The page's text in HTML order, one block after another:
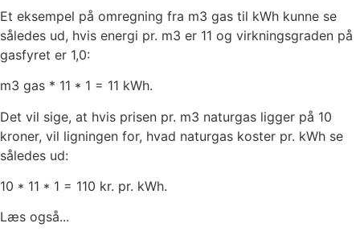
Et eksempel på omregning fra m3 gas til kWh kunne se
således ud, hvis energi pr. m3 er 11 og virkningsgraden på
gasfyret er 1,0:
m3 gas * 11 * 1 = 11 kWh.
Det vil sige, at hvis prisen pr. m3 naturgas ligger på 10
kroner, vil ligningen for, hvad naturgas koster pr. kWh se
således ud:
10 * 11 * 1 = 110 kr. pr. kWh.
Læs også...